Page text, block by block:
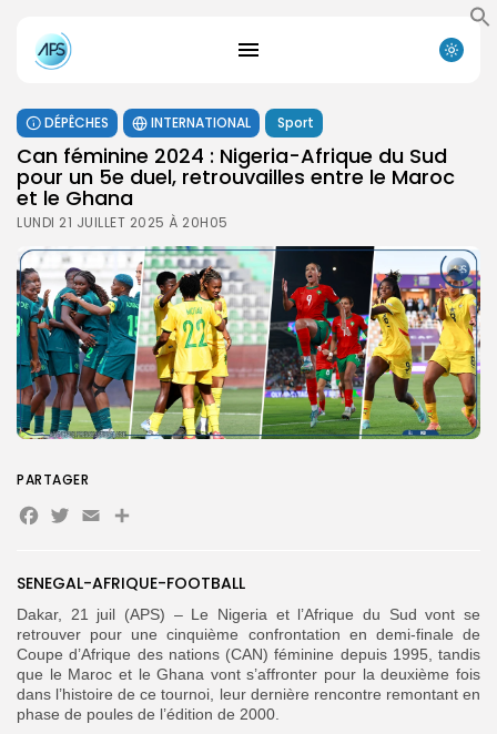
Search
for:
Search
Button
FR
DÉPÊCHES INTERNATIONAL Sport
Can féminine 2024 : Nigeria-Afrique du Sud
pour un 5e duel, retrouvailles entre le Maroc
et le Ghana
LUNDI 21 JUILLET 2025 À 20H05
SENEGAL-AFRIQUE-FOOTBALL
Dakar, 21 juil (APS) – Le Nigeria et l’Afrique du Sud vont se
retrouver pour une cinquième confrontation en demi-finale de
Coupe d’Afrique des nations (CAN) féminine depuis 1995, tandis
que le Maroc et le Ghana vont s’affronter pour la deuxième fois
dans l’histoire de ce tournoi, leur dernière rencontre remontant en
phase de poules de l’édition de 2000.
PARTAGER
Facebook
Twitter
EmailPartager